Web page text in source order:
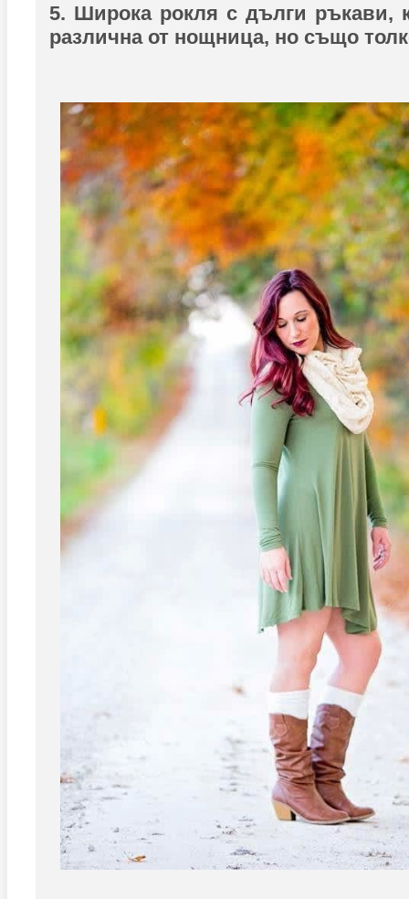
5. Широка рокля с дълги ръкави,
различна от нощница, но също